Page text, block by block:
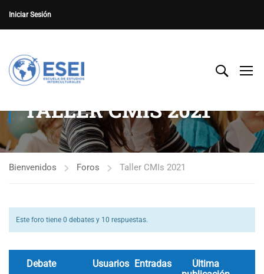
Iniciar Sesión
TALLER CMIS 2021
Bienvenidos Foros Taller CMIs 2021
Este foro tiene 0 debates y 10 respuestas.
Debate Usuarios Entradas
Última